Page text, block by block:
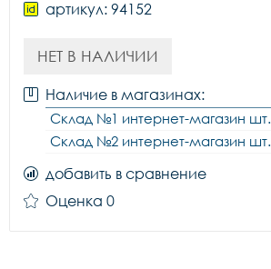
артикул: 94152
НЕТ В НАЛИЧИИ
Наличие в магазинах:
Склад №1 интернет-магазин шт.
Склад №2 интернет-магазин шт.
добавить в сравнение
Оценка 0